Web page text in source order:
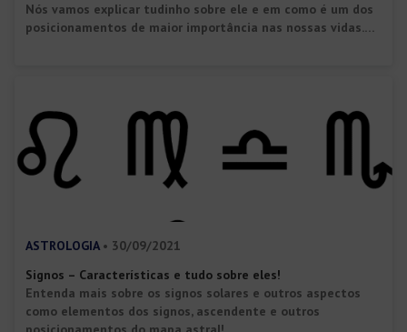
Nós vamos explicar tudinho sobre ele e em como é um dos
posicionamentos de maior importância nas nossas vidas.
ASTROLOGIA • 30/09/2021
Signos – Características e tudo sobre eles!
Entenda mais sobre os signos solares e outros aspectos
como elementos dos signos, ascendente e outros